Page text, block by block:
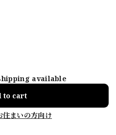
available
to cart
住まいの方向け